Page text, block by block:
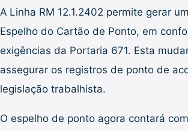
A Linha RM 12.1.2402 permite gerar
Espelho do Cartão de Ponto, em
exigências da Portaria 671. Esta
assegurar os registros de ponto de
legislação trabalhista.
O espelho de ponto agora contará